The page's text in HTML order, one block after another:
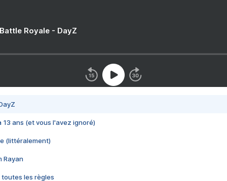
Royale - DayZ
13 ans (et vous l'avez ignoré)
(littéralement)
Rayan
toutes les règles